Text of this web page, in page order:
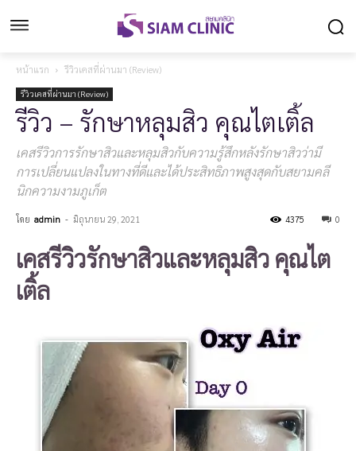
หน้าแรก รีวิวเคสที่ผ่านมา (Review)
รีวิวเคสที่ผ่านมา (Review)
รีวิว – รักษาหลุมสิว คุณไตเติ้ล
เคสรีวิวการรักษาสิวและหลุมสิวกับความรู้สึกหลังรักษาสิวว่ามี
การเปลี่ยนแปลงในทางที่ดีและได้ประสิทธิภาพสูงสุดกับสยามคลี
นิกความงามภูเก็ต
โดย admin - มิถุนายน 29, 2021 0
4375
เคสรีวิวรักษาสิวและหลุมสิว คุณไต
เติ้ล